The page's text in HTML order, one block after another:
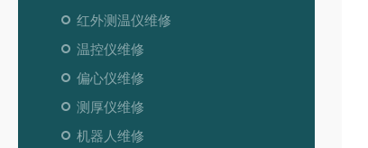
红外测温仪维修
温控仪维修
偏心仪维修
测厚仪维修
机器人维修